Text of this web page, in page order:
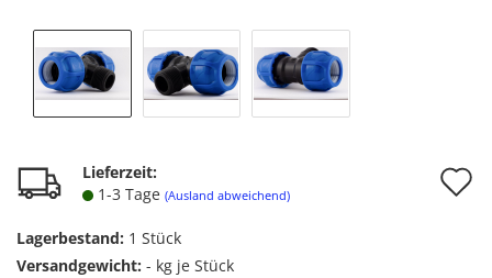
Lieferzeit:
1-3 Tage (Ausland abweichend)
Lagerbestand: 1 Stück
Versandgewicht: - kg je Stück